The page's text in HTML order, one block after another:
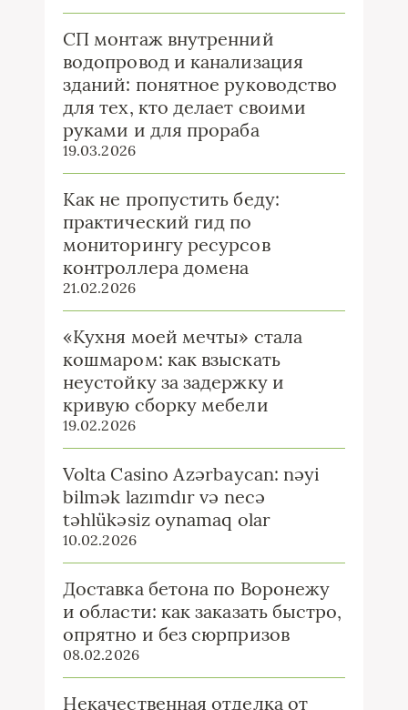
СП монтаж внутренний
водопровод и канализация
зданий: понятное руководство
для тех, кто делает своими
руками и для прораба
19.03.2026
Как не пропустить беду:
практический гид по
мониторингу ресурсов
контроллера домена
21.02.2026
«Кухня моей мечты» стала
кошмаром: как взыскать
неустойку за задержку и
кривую сборку мебели
19.02.2026
Volta Casino Azərbaycan: nəyi
bilmək lazımdır və necə
təhlükəsiz oynamaq olar
10.02.2026
Доставка бетона по Воронежу
и области: как заказать быстро,
опрятно и без сюрпризов
08.02.2026
Некачественная отделка от